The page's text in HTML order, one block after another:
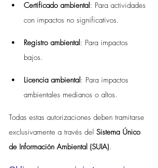
Certificado ambiental: Para actividades
con impactos no significativos.
Registro ambiental: Para impactos
bajos.
Licencia ambiental: Para impactos
ambientales medianos o altos.
Todas estas autorizaciones deben tramitarse
exclusivamente a través del Sistema Único
de Información Ambiental (SUIA).